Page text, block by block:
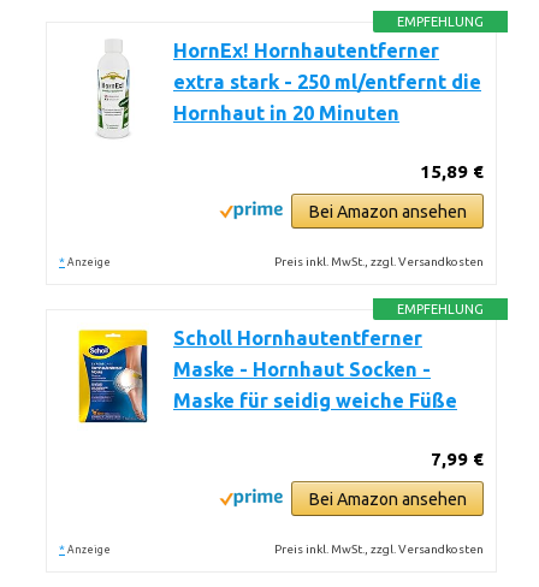
EMPFEHLUNG
HornEx! Hornhautentferner
extra stark - 250 ml/entfernt die
Hornhaut in 20 Minuten
15,89 €
Bei Amazon ansehen
* Anzeige Preis inkl. MwSt., zzgl. Versandkosten
EMPFEHLUNG
Scholl Hornhautentferner
Maske - Hornhaut Socken -
Maske für seidig weiche Füße
7,99 €
Bei Amazon ansehen
* Anzeige Preis inkl. MwSt., zzgl. Versandkosten